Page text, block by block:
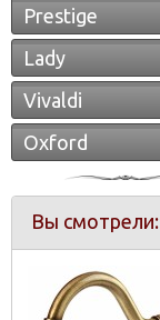
Prestige
Lady
Vivaldi
Oxford
Вы смотрели: